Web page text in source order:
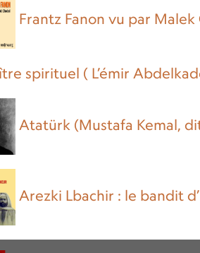
Frantz Fanon vu par Malek
spirituel ( L’émir
Atatürk (Mustafa Kemal,
Arezki Lbachir : le bandit